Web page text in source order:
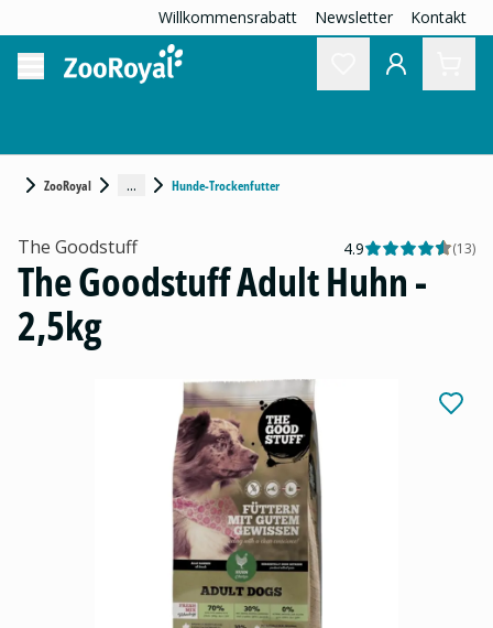
Willkommensrabatt Newsletter Kontakt
ZooRoyal ... Hunde-Trockenfutter
The Goodstuff 4.9 (13)
The Goodstuff Adult Huhn -
2,5kg